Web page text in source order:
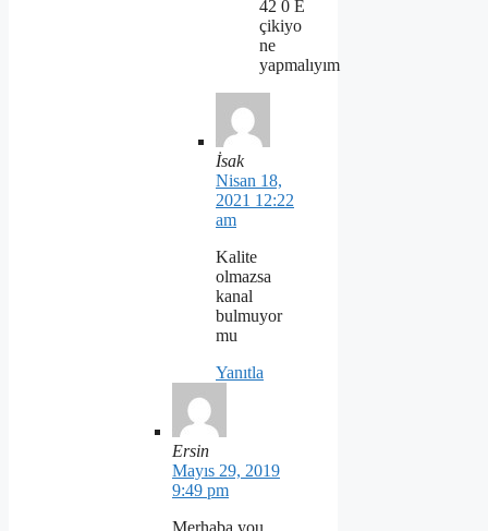
42 0 E
çikiyo
ne
yapmalıyım
İsak
Nisan 18,
2021 12:22
am
Kalite
olmazsa
kanal
bulmuyor
mu
Yanıtla
Ersin
Mayıs 29, 2019
9:49 pm